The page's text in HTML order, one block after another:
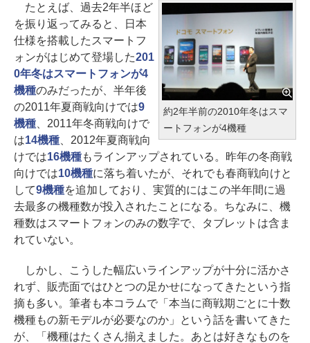
約2年半前の2010年冬はスマ
ートフォンが4機種
たとえば、過去2年半ほど
を振り返ってみると、日本
仕様を搭載したスマートフ
ォンがはじめて登場した201
0年冬はスマートフォンが4
機種のみだったが、半年後
の2011年夏商戦向けでは9
機種、2011年冬商戦向けで
は14機種、2012年夏商戦向
けでは16機種もラインアップされている。昨年の冬商戦
向けでは10機種に落ち着いたが、それでも春商戦向けと
して9機種を追加しており、実質的にはこの半年間に過
去最多の機種数が投入されたことになる。ちなみに、機
種数はスマートフォンのみの数字で、タブレットは含ま
れていない。
しかし、こうした幅広いラインアップが十分に活かさ
れず、販売面ではひとつの足かせになってきたという指
摘も多い。筆者も本コラムで「本当に商戦期ごとに十数
機種もの新モデルが必要なのか」という話を書いてきた
が、「機種はたくさん揃えました。あとは好きなものを